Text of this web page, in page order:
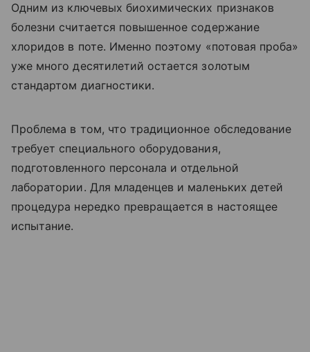
Одним из ключевых биохимических признаков
болезни считается повышенное содержание
хлоридов в поте. Именно поэтому «потовая проба»
уже много десятилетий остается золотым
стандартом диагностики.
Проблема в том, что традиционное обследование
требует специального оборудования,
подготовленного персонала и отдельной
лаборатории. Для младенцев и маленьких детей
процедура нередко превращается в настоящее
испытание.